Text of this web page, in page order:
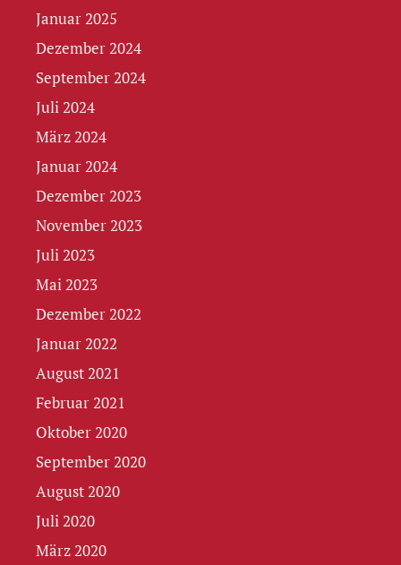
Januar 2025
Dezember 2024
September 2024
Juli 2024
März 2024
Januar 2024
Dezember 2023
November 2023
Juli 2023
Mai 2023
Dezember 2022
Januar 2022
August 2021
Februar 2021
Oktober 2020
September 2020
August 2020
Juli 2020
März 2020